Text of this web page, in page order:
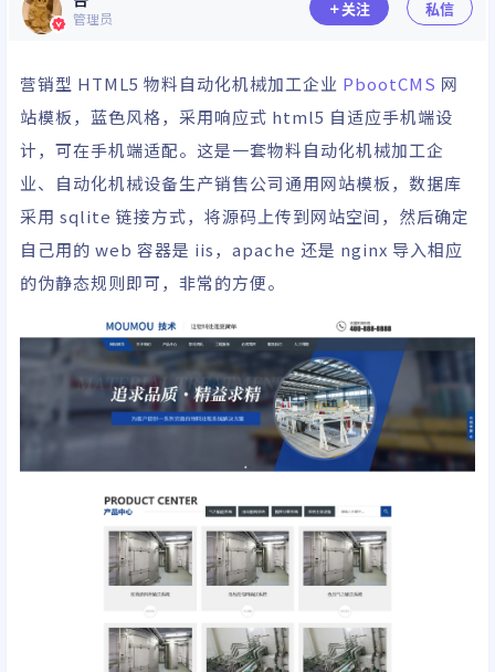
管理员 关注 私信
营销型 HTML5 物料自动化机械加工企业 PbootCMS 网
站模板，蓝色风格，采用响应式 html5 自适应手机端设
计，可在手机端适配。这是一套物料自动化机械加工企
业、自动化机械设备生产销售公司通用网站模板，数据库
采用 sqlite 链接方式，将源码上传到网站空间，然后确定
自己用的 web 容器是 iis，apache 还是 nginx 导入相应
的伪静态规则即可，非常的方便。